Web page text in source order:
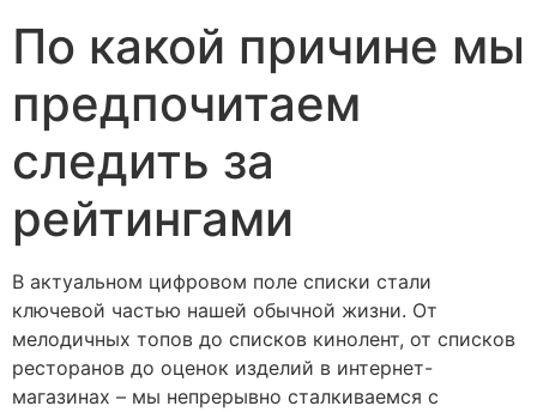
По какой причине мы
предпочитаем
следить за
рейтингами
В актуальном цифровом поле списки стали
ключевой частью нашей обычной жизни. От
мелодичных топов до списков кинолент, от списков
ресторанов до оценок изделий в интернет-
магазинах – мы непрерывно сталкиваемся с